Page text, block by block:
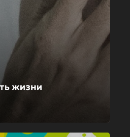
жизни